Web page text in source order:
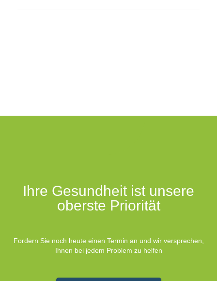
Ihre Gesundheit ist unsere
oberste Priorität
Fordern Sie noch heute einen Termin an und wir versprechen,
Ihnen bei jedem Problem zu helfen